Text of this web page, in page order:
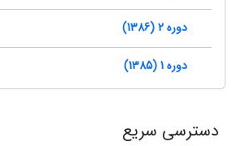
دوره 2 (1386)
دوره 1 (1385)
دسترسی سریع